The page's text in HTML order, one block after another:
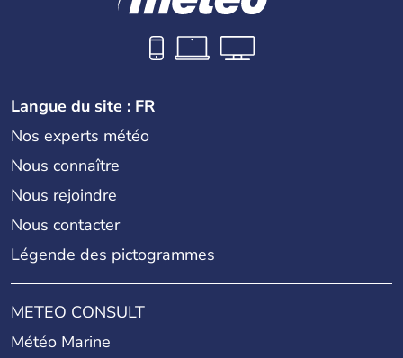
Langue du site : FR
Nos experts météo
Nous connaître
Nous rejoindre
Nous contacter
Légende des pictogrammes
METEO CONSULT
Météo Marine